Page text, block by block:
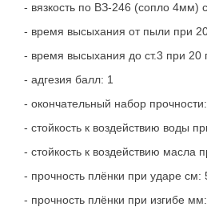
- вязкость по ВЗ-246 (сопло 4мм)
- время высыхания от пыли при
- время высыхания до ст.3 при 20
- адгезия балл: 1
- окончательный набор
- стойкость к воздействию воды
- стойкость к воздействию масла
- прочность плёнки при ударе см:
- прочность плёнки при изгибе